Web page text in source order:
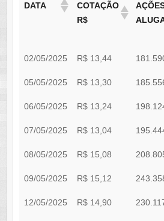
DATA
COTAÇÃO
R$
02/05/2025 R$ 13,44
05/05/2025 R$ 13,30
06/05/2025 R$ 13,24
07/05/2025 R$ 13,04
08/05/2025 R$ 15,08
09/05/2025 R$ 15,12
12/05/2025 R$ 14,90